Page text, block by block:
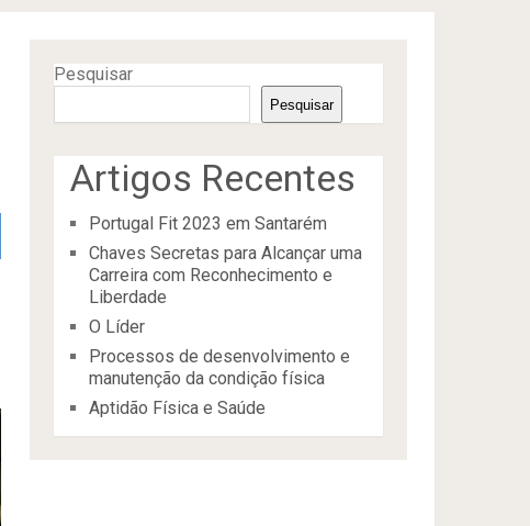
Pesquisar
Pesquisar
Artigos Recentes
Portugal Fit 2023 em Santarém
Chaves Secretas para Alcançar uma
Carreira com Reconhecimento e
Liberdade
O Líder
Processos de desenvolvimento e
manutenção da condição física
Aptidão Física e Saúde